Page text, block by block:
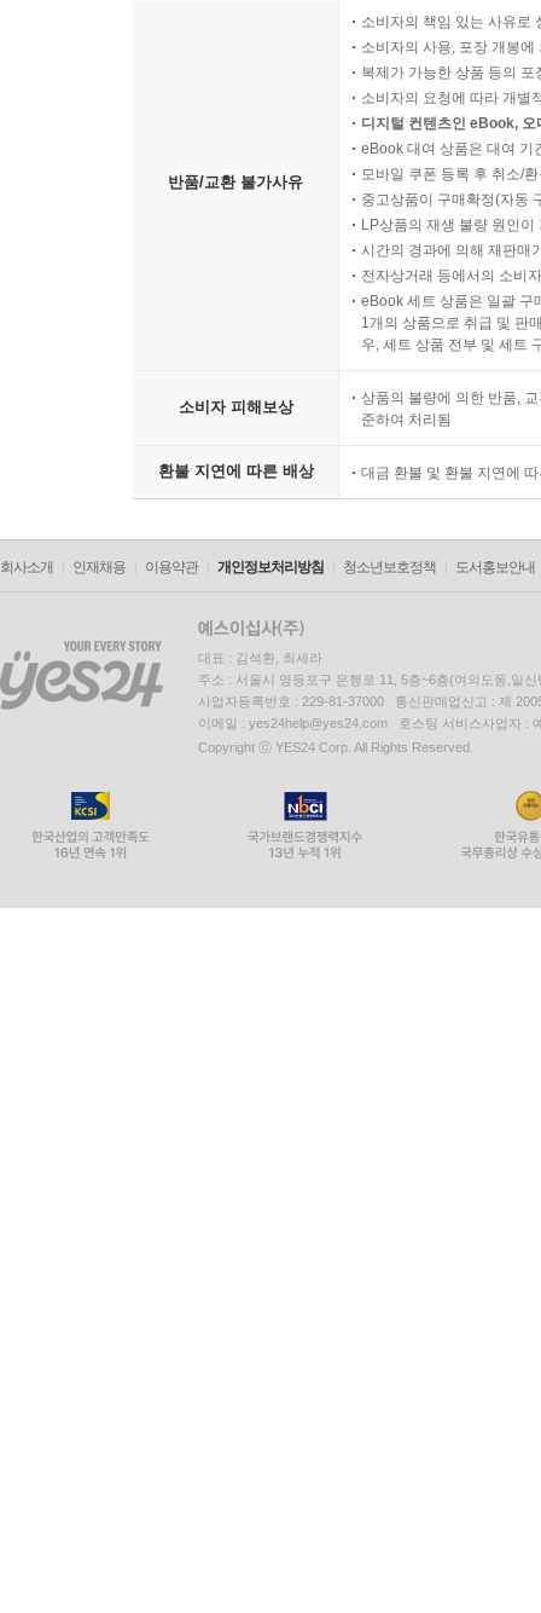
반품/교환 불가사유
소비자의 책임 있는 사유로
소비자의 사용, 포장 개봉
복제가 가능한 상품 등의
소비자의 요청에 따라 개별
디지털 컨텐츠인 eBook,
eBook 대여 상품은 대여 기
모바일 쿠폰 등록 후 취소/
중고상품이 구매확정(자동
LP상품의 재생 불량 원인
시간의 경과에 의해 재판매
전자상거래 등에서의 소비
eBook 세트 상품은 일괄 구
1개의 상품으로 취급 및 판
우, 세트 상품 전부 및 세트
소비자 피해보상
상품의 불량에 의한 반품,
준하여 처리됨
환불 지연에 따른 배상 대금 환불 및 환불 지연에
회사소개 인재채용 이용약관 개인정보처리방침 청소년보호정책 도서홍보안내
대표 : 김석환, 최세라
주소 : 서울시 영등포구 은행로 11, 5층~6층(여의도동,일신
사업자등록번호 : 229-81-37000 통신판매업신고 : 제
이메일 : yes24help@yes24.com 호스팅 서비스사업자 :
Copyright ⓒ YES24 Corp. All Rights Reserved.